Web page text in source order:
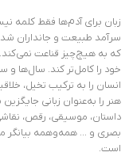
زبان برای آدم‌ها فقط کلمه
سرآمد طبیعت و جانداران
که به هیچ‌چیز قناعت
خود را کامل‌تر کند. سال‌ها و
انسان را به ترکیب تخیل،
هنر را به‌عنوان زبانی
داستان، موسیقی، رقص،
بصری و … همه‌وهمه بیانگر
است.